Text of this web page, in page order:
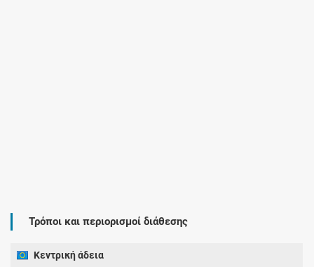
Τρόποι και περιορισμοί διάθεσης
Κεντρική άδεια